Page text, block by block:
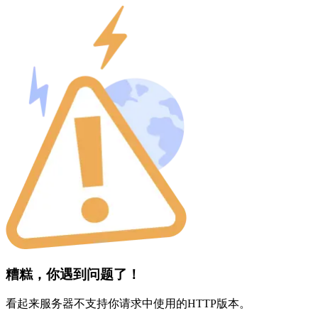
糟糕，你遇到问题了！
看起来服务器不支持你请求中使用的HTTP版本。